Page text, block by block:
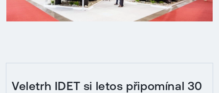
Veletrh IDET si letos připomínal 30